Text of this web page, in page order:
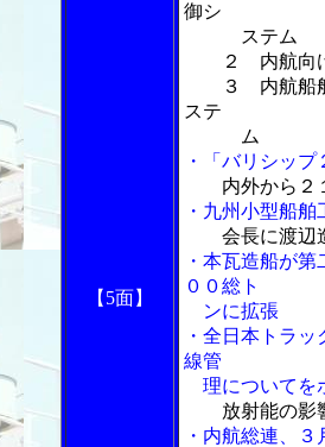
【5面】
御シ
ステム
２ 内航向け
３ 内航船舶
ステ
ム
・「バリシッ
内外から２
・九州小型船
会長に渡辺造
・本瓦造船が
００総ト
ンに拡張
・全日本トラ
線管
理についてを
放射能の影
・内航総連、